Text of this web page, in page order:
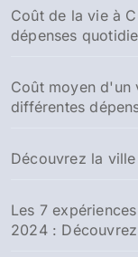
Coût de la vie à
dépenses
Coût moyen d'un
différentes
Découvrez la
Les 7
2024 :